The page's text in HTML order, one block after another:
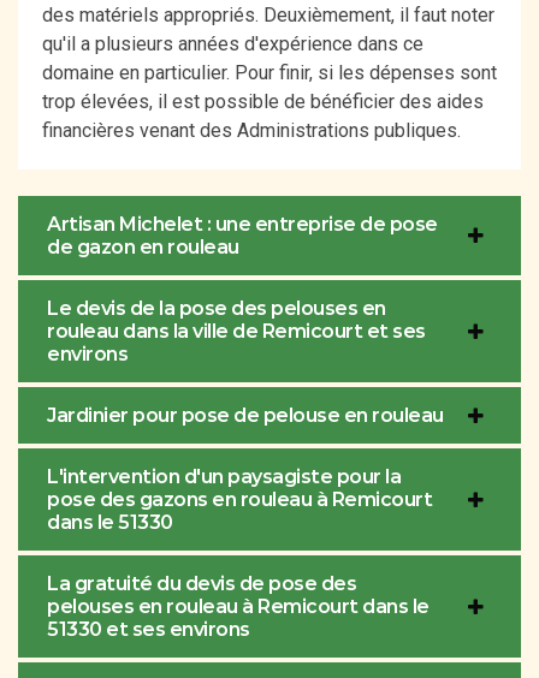
des matériels appropriés. Deuxièmement, il faut noter
qu'il a plusieurs années d'expérience dans ce
domaine en particulier. Pour finir, si les dépenses sont
trop élevées, il est possible de bénéficier des aides
financières venant des Administrations publiques.
Artisan Michelet : une entreprise de pose
de gazon en rouleau
Le devis de la pose des pelouses en
rouleau dans la ville de Remicourt et ses
environs
Jardinier pour pose de pelouse en rouleau
L'intervention d'un paysagiste pour la
pose des gazons en rouleau à Remicourt
dans le 51330
La gratuité du devis de pose des
pelouses en rouleau à Remicourt dans le
51330 et ses environs